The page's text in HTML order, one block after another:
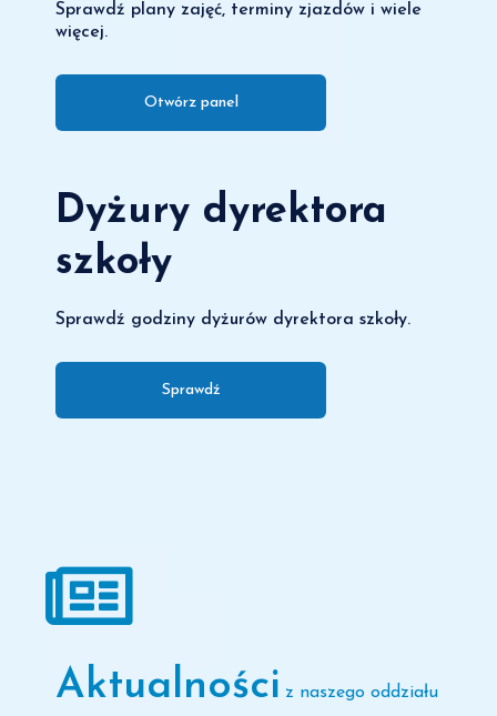
Sprawdź plany zajęć, terminy zjazdów i wiele
więcej.
Otwórz panel
Dyżury dyrektora
szkoły
Sprawdź godziny dyżurów dyrektora szkoły.
Sprawdź
Aktualności z naszego oddziału